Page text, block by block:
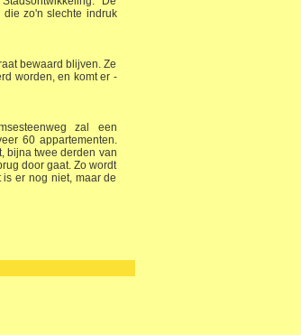
zo'n slechte indruk
bewaard blijven. Ze
worden, en komt er -
zal een
60 appartementen.
bijna twee derden van
door gaat. Zo wordt
er nog niet, maar de